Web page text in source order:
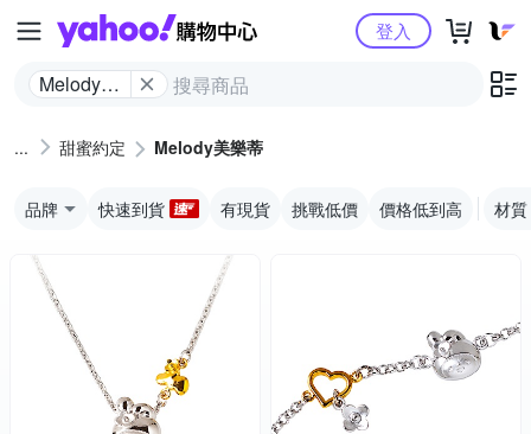
Yahoo購物中心
Melody美
登入
甜蜜約定 Melody美樂蒂
品牌 快速到貨 有現貨 挑戰低價 價格低到高 材質